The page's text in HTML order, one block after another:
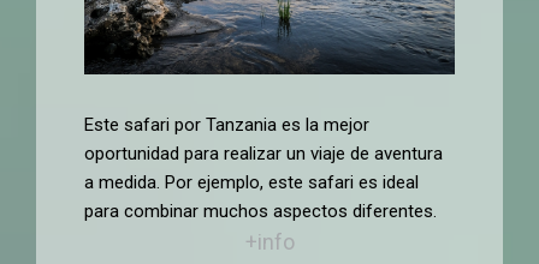
Este safari por Tanzania es la mejor
oportunidad para realizar un viaje de aventura
a medida. Por ejemplo, este safari es ideal
para combinar muchos aspectos diferentes.
+info